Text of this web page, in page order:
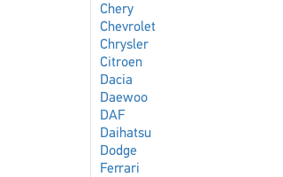
Chery
Chevrolet
Chrysler
Citroen
Dacia
Daewoo
DAF
Daihatsu
Dodge
Ferrari